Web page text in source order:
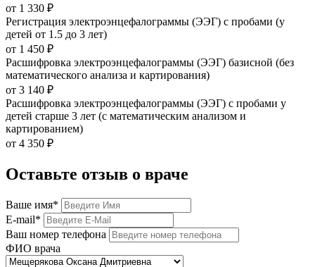
от 1 330 ₽
Регистрация электроэнцефалограммы (ЭЭГ) с пробами (у
детей от 1.5 до 3 лет)
от 1 450 ₽
Расшифровка электроэнцефалограммы (ЭЭГ) базисной (без
математического анализа и картирования)
от 3 140 ₽
Расшифровка электроэнцефалограммы (ЭЭГ) с пробами у
детей старше 3 лет (с математическим анализом и
картированием)
от 4 350 ₽
Оставьте отзыв о враче
Ваше имя*
E-mail*
Ваш номер телефона
ФИО врача